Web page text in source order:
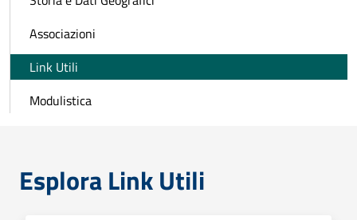
Associazioni
Link Utili
Modulistica
Esplora Link Utili